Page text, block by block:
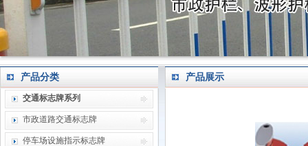
产品分类
交通标志牌系列
市政道路交通标志牌
停车场设施指示标志牌
产品展示